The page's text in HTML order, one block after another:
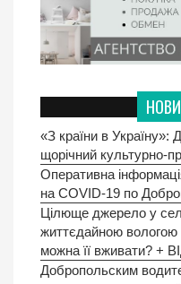
«З країни в Україну»:
щорічний культурно-
Оперативна
на COVID-19 по
Цілюще джерело у
життєдайною вологою
можна її вживати? +
Добропольским